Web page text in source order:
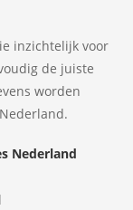
inzichtelijk voor
de juiste
worden
Nederland